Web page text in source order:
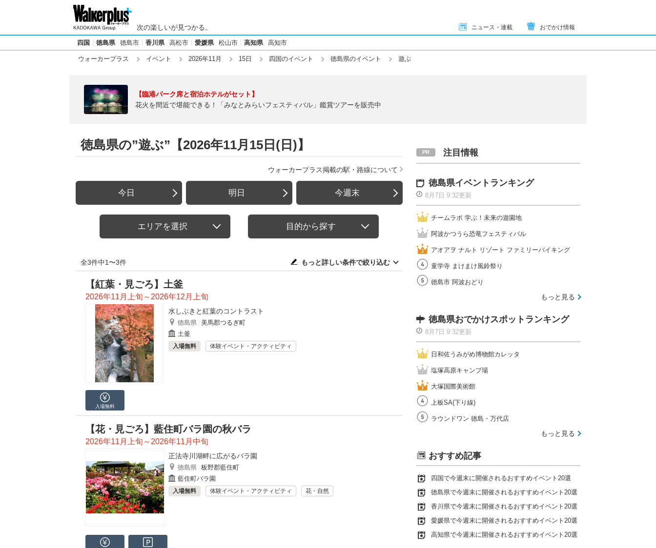
次の楽しいが見つかる。 ニュース・連載 おでかけ情報
四国 徳島県 徳島市 香川県 高松市 愛媛県 松山市 高知県 高知市
ウォーカープラス イベント 2026年11月 15日 四国のイベント 徳島県のイベント 遊ぶ
【臨港パーク席と宿泊ホテルがセット】
花火を間近で堪能できる！「みなとみらいフェスティバル」鑑賞ツアーを販売中
徳島県の”遊ぶ”【2026年11月15日(日)】
ウォーカープラス掲載の駅・路線について
今日 明日 今週末
エリアを選択 目的から探す
全3件中1〜3件 もっと詳しい条件で絞り込む
【紅葉・見ごろ】土釜
2026年11月上旬～2026年12月上旬
水しぶきと紅葉のコントラスト
徳島県 美馬郡つるぎ町
土釜
入場無料 体験イベント・アクティビティ
入場無料
【花・見ごろ】藍住町バラ園の秋バラ
2026年11月上旬～2026年11月中旬
正法寺川湖畔に広がるバラ園
徳島県 板野郡藍住町
藍住町バラ園
入場無料 体験イベント・アクティビティ 花・自然
注目情報
徳島県イベントランキング
8月7日 9:32更新
チームラボ 学ぶ！未来の遊園地
阿波かつうら恐竜フェスティバル
アオアヲ ナルト リゾート ファミリーバイキング
童学寺 まけまけ風鈴祭り
徳島市 阿波おどり
もっと見る
徳島県おでかけスポットランキング
8月7日 9:32更新
日和佐うみがめ博物館カレッタ
塩塚高原キャンプ場
大塚国際美術館
上板SA(下り線)
ラウンドワン 徳島・万代店
もっと見る
おすすめ記事
四国で今週末に開催されるおすすめイベント20選
徳島県で今週末に開催されるおすすめイベント20選
香川県で今週末に開催されるおすすめイベント20選
愛媛県で今週末に開催されるおすすめイベント20選
高知県で今週末に開催されるおすすめイベント20選